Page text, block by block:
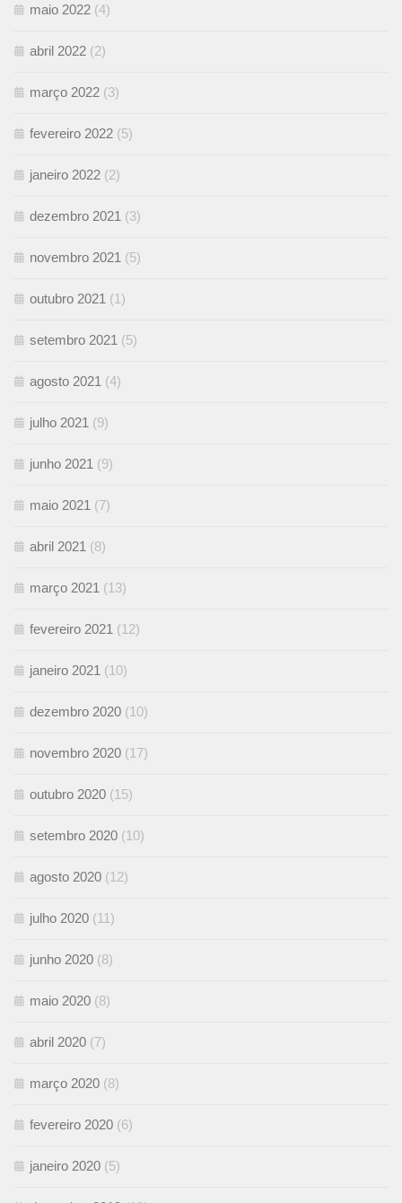
maio 2022 (4)
abril 2022 (2)
março 2022 (3)
fevereiro 2022 (5)
janeiro 2022 (2)
dezembro 2021 (3)
novembro 2021 (5)
outubro 2021 (1)
setembro 2021 (5)
agosto 2021 (4)
julho 2021 (9)
junho 2021 (9)
maio 2021 (7)
abril 2021 (8)
março 2021 (13)
fevereiro 2021 (12)
janeiro 2021 (10)
dezembro 2020 (10)
novembro 2020 (17)
outubro 2020 (15)
setembro 2020 (10)
agosto 2020 (12)
julho 2020 (11)
junho 2020 (8)
maio 2020 (8)
abril 2020 (7)
março 2020 (8)
fevereiro 2020 (6)
janeiro 2020 (5)